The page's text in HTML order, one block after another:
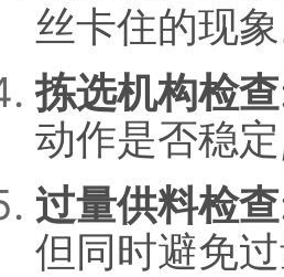
丝卡住的现象
拣选机构检查
动作是否稳
过量供料检查
但同时避免